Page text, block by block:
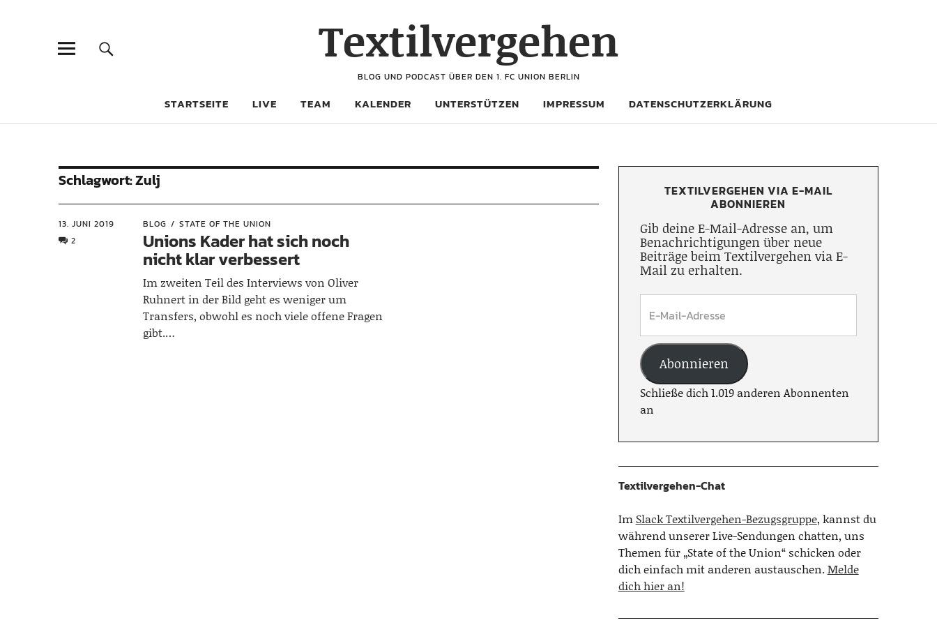
Textilvergehen
BLOG UND PODCAST ÜBER DEN 1. FC UNION BERLIN
STARTSEITE LIVE TEAM KALENDER UNTERSTÜTZEN IMPRESSUM DATENSCHUTZERKLÄRUNG
Schlagwort:Zulj
13. JUNI 2019
2
BLOG STATE OF THE UNION
Unions Kader hat sich noch
nicht klar verbessert
Im zweiten Teil des Interviews von Oliver
Ruhnert in der Bild geht es weniger um
Transfers, obwohl es noch viele offene Fragen
gibt.…
TEXTILVERGEHEN VIA E-MAIL
ABONNIEREN
Gib deine E-Mail-Adresse an, um
Benachrichtigungen über neue
Beiträge beim Textilvergehen via E-
Mail zu erhalten.
Abonnieren
Schließe dich 1.019 anderen Abonnenten
an
Textilvergehen-Chat
Im Slack Textilvergehen-Bezugsgruppe, kannst du
während unserer Live-Sendungen chatten, uns
Themen für „State of the Union“ schicken oder
dich einfach mit anderen austauschen.Melde
dich hier an!